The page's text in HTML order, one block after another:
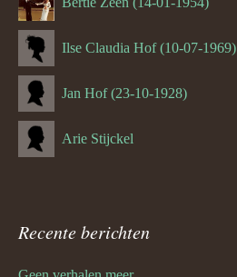
Ilse Claudia Hof (10-07-1969)
Jan Hof (23-10-1928)
Arie Stijckel
Recente berichten